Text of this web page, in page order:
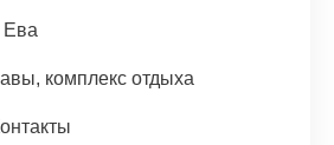
Ева
комплекс отдыха